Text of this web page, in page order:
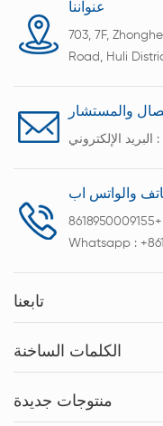
عنواننا
703, 7F,
Road, Huli
والمستشار
البريد الإلكتروني :
والواتس اب
+8618950009155
Whatsapp :
تابعنا
الكلمات الساخنة
منتوجات جديدة